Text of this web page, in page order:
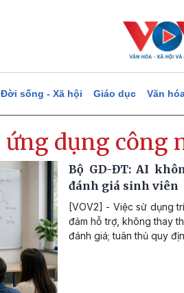
Đời sống - Xã hội Giáo dục Văn
ứng dụng công
Bộ GD-ĐT: AI
đánh giá sinh viên
[VOV2] - Việc sử dụng
đảm hỗ trợ, không thay
đánh giá; tuân thủ quy